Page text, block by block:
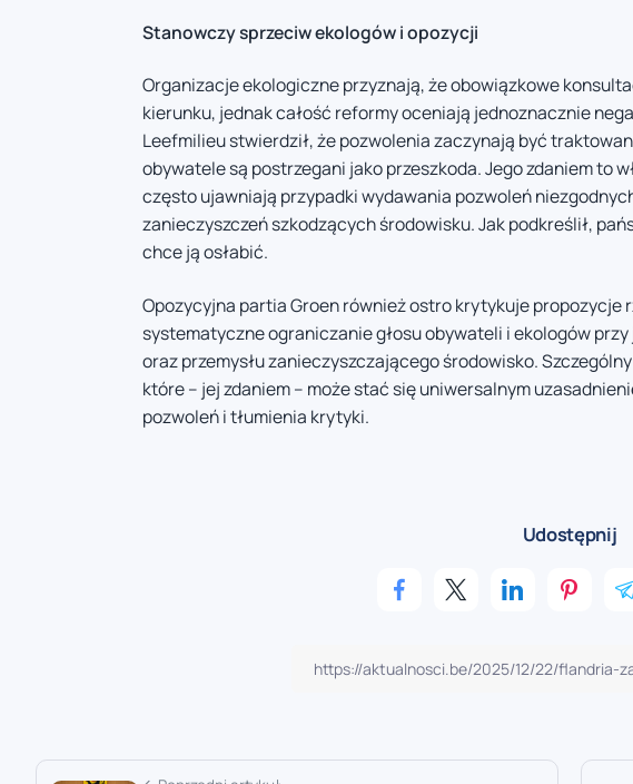
Stanowczy sprzeciw ekologów i opozycji
Organizacje ekologiczne przyznają, że obowiązkowe
kierunku, jednak całość reformy oceniają jednoznacznie
Leefmilieu stwierdził, że pozwolenia zaczynają być
obywatele są postrzegani jako przeszkoda. Jego zdaniem to
często ujawniają przypadki wydawania pozwoleń
zanieczyszczeń szkodzących środowisku. Jak podkreślił,
chce ją osłabić.
Opozycyjna partia Groen również ostro krytykuje propozycje
systematyczne ograniczanie głosu obywateli i ekologów
oraz przemysłu zanieczyszczającego środowisko.
które – jej zdaniem – może stać się uniwersalnym
pozwoleń i tłumienia krytyki.
Udostępnij